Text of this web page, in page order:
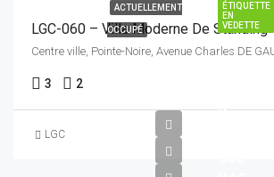
ÉTIQUETTE
EN
VEDETTE
ACTUELLEMENT
OCCUPÉ
Centre ville, Pointe-Noire, Avenue Charles DE
3 2
LGC
3